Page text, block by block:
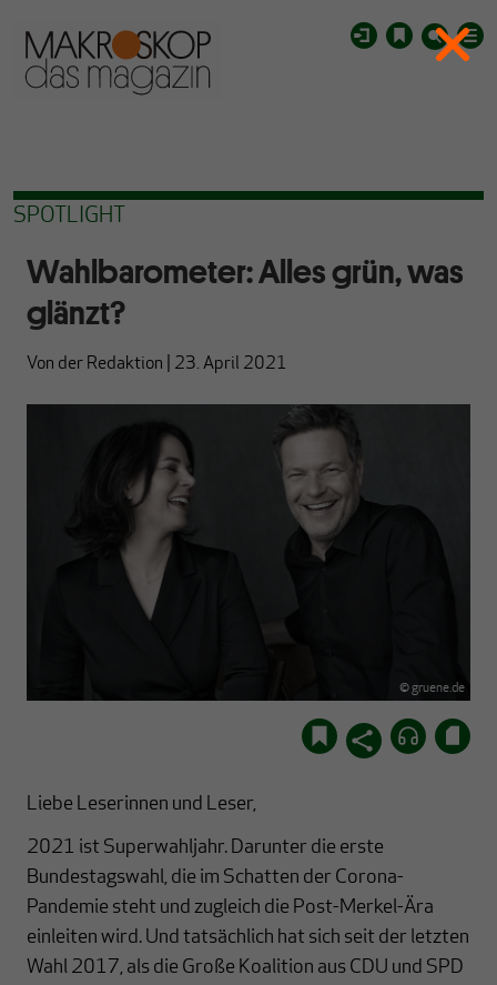
SPOTLIGHT
Wahlbarometer: Alles grün, was
glänzt?
Von der Redaktion 23. April 2021
© gruene.de
Liebe Leserinnen und Leser,
2021 ist Superwahljahr. Darunter die erste
Bundestagswahl, die im Schatten der Corona-
Pandemie steht und zugleich die Post-Merkel-Ära
einleiten wird. Und tatsächlich hat sich seit der letzten
Wahl 2017, als die Große Koalition aus CDU und SPD